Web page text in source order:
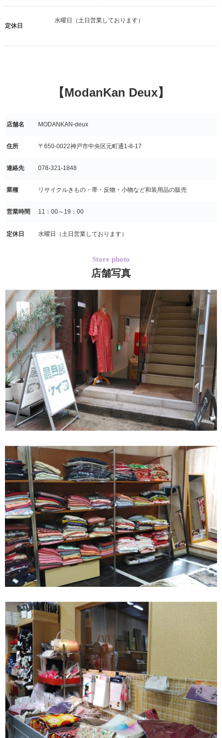
定休日
水曜日（土日営業しております）
【ModanKan Deux】
店舗名 MODANKAN-deux
住所 〒650-0022神戸市中央区元町通1-8-17
連絡先 078-321-1848
業種 リサイクルきもの・帯・反物・小物など和装用品の販売
営業時間 11：00～19：00
定休日 水曜日（土日営業しております）
Store photo
店舗写真